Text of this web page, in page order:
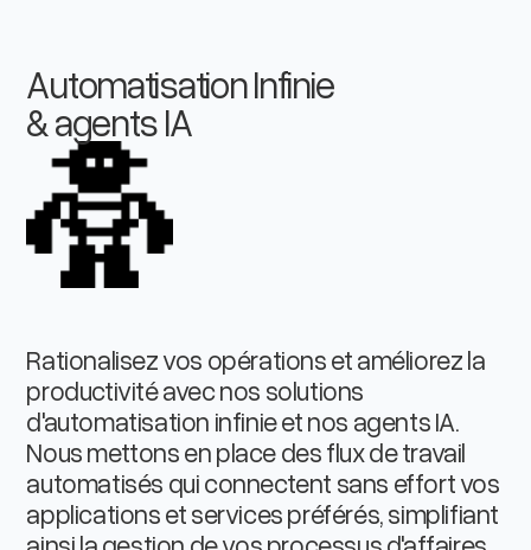
Automatisation Infinie
& agents IA
Rationalisez vos opérations et améliorez la
productivité avec nos solutions
d'automatisation infinie et nos agents IA.
Nous mettons en place des flux de travail
automatisés qui connectent sans effort vos
applications et services préférés, simplifiant